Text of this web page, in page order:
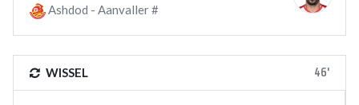
Ashdod - Aanvaller #
WISSEL 46'